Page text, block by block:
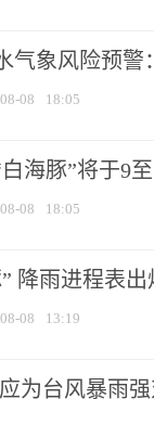
气象风险预
08 18:05
海豚”将于9
08 18:05
降雨进程表
08 13:19
为台风暴雨